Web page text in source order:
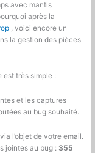
avec mantis
après la
, voici encore un
la gestion des pièces
est très simple :
et les captures
au bug souhaité.
l’objet de votre email.
jointes au bug : 355